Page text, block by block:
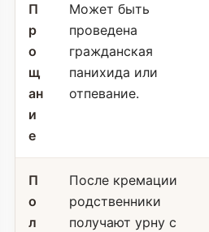
П
р
о
щ
ан
и
е
Может быть
проведена
гражданская
панихида или
отпевание.
П
о
л
После кремации
родственники
получают урну с